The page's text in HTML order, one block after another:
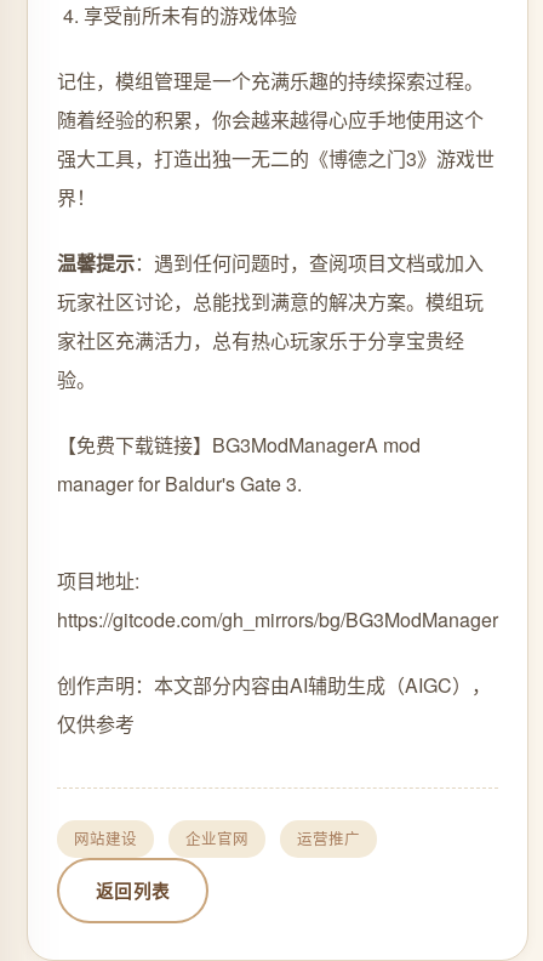
享受前所未有的游戏体验
记住，模组管理是一个充满乐趣的持续探索过程。
随着经验的积累，你会越来越得心应手地使用这个
强大工具，打造出独一无二的《博德之门3》游戏世
界！
温馨提示：遇到任何问题时，查阅项目文档或加入
玩家社区讨论，总能找到满意的解决方案。模组玩
家社区充满活力，总有热心玩家乐于分享宝贵经
验。
【免费下载链接】BG3ModManagerA mod
manager for Baldur's Gate 3.
项目地址:
https://gitcode.com/gh_mirrors/bg/BG3ModManager
创作声明：本文部分内容由AI辅助生成（AIGC），
仅供参考
网站建设 企业官网 运营推广
返回列表